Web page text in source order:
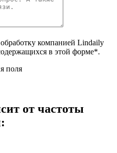
компанией Lindaily
в этой форме*.
поля
от частоты